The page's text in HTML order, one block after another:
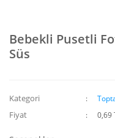
Bebekli Pusetli
Süs
Kategori
Fiyat 0,69